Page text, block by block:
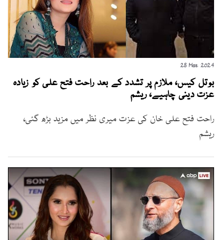
28 Mar 2024
بوتل کیس، ملازم پر تشدد کے بعد راحت فتح علی کو زیادہ
عزت دینی چاہیے، ریشم
راحت فتح علی خان کی عزت میری نظر میں مزید بڑھ گئی،
ریشم